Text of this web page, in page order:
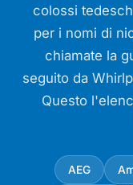
colossi
per i nomi di
chiamate la
seguito da
Questo
AEG